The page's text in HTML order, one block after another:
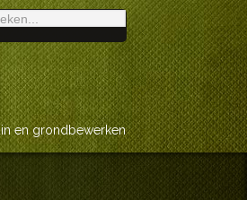
en grondbewerken